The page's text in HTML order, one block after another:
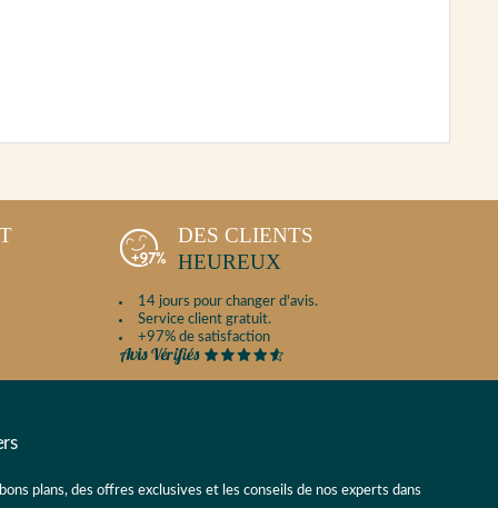
DES CLIENTS
HEUREUX
14 jours pour changer d'avis.
Service client gratuit.
+97% de satisfaction
plans, des offres exclusives et les conseils de nos experts dans